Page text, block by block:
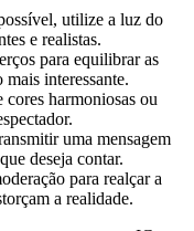
utilize a luz do
e realistas.
para ​equilibrar as
interessante.
harmoniosas ‍ou
uma mensagem
deseja contar.
para ⁤realçar a
a⁣ realidade.